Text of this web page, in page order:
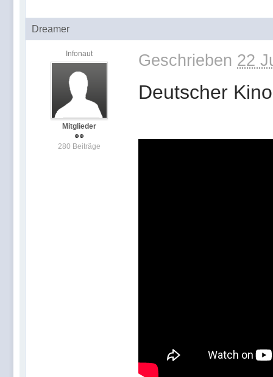
Dreamer
Infonaut
Mitglieder
280 Beiträge
Geschrieben 22
Deutscher